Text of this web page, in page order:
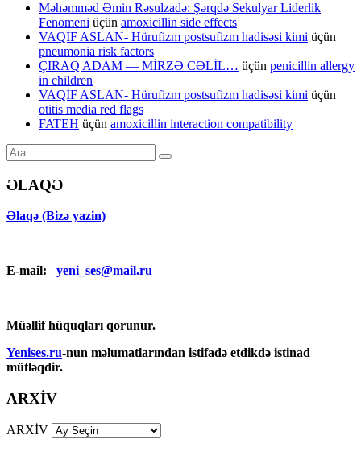
Məhəmməd Əmin Rəsulzadə: Şərqdə Sekulyar Liderlik
Fenomeni üçün amoxicillin side effects
VAQİF ASLAN- Hürufizm postsufizm hadisəsi kimi üçün
pneumonia risk factors
ÇIRAQ ADAM — MİRZƏ CƏLİL… üçün penicillin allergy
in children
VAQİF ASLAN- Hürufizm postsufizm hadisəsi kimi üçün
otitis media red flags
FATEH üçün amoxicillin interaction compatibility
ƏLAQƏ
Əlaqə (Bizə yazin)
E-mail: yeni_ses@mail.ru
Müəllif hüquqları qorunur.
Yenises.ru-nun məlumatlarından istifadə etdikdə istinad
mütləqdir.
ARXİV
ARXİV